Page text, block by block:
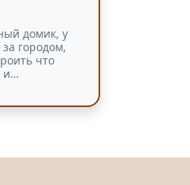
домик, у
городом,
что
и…